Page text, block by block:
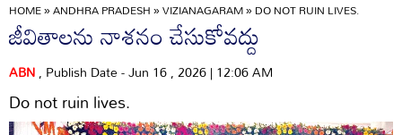
HOME»ANDHRA PRADESH»VIZIANAGARAM»DO NOT RUIN LIVES.
జీవితాలను నాశనం చేసుకోవద్దు
ABN, Publish Date - Jun 16 , 2026 | 12:06 AM
Do not ruin lives.